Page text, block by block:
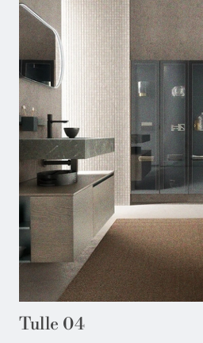
Tulle 04